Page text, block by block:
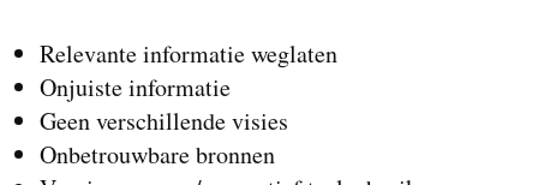
Relevante informatie weglaten
Onjuiste informatie
Geen verschillende visies
Onbetrouwbare bronnen